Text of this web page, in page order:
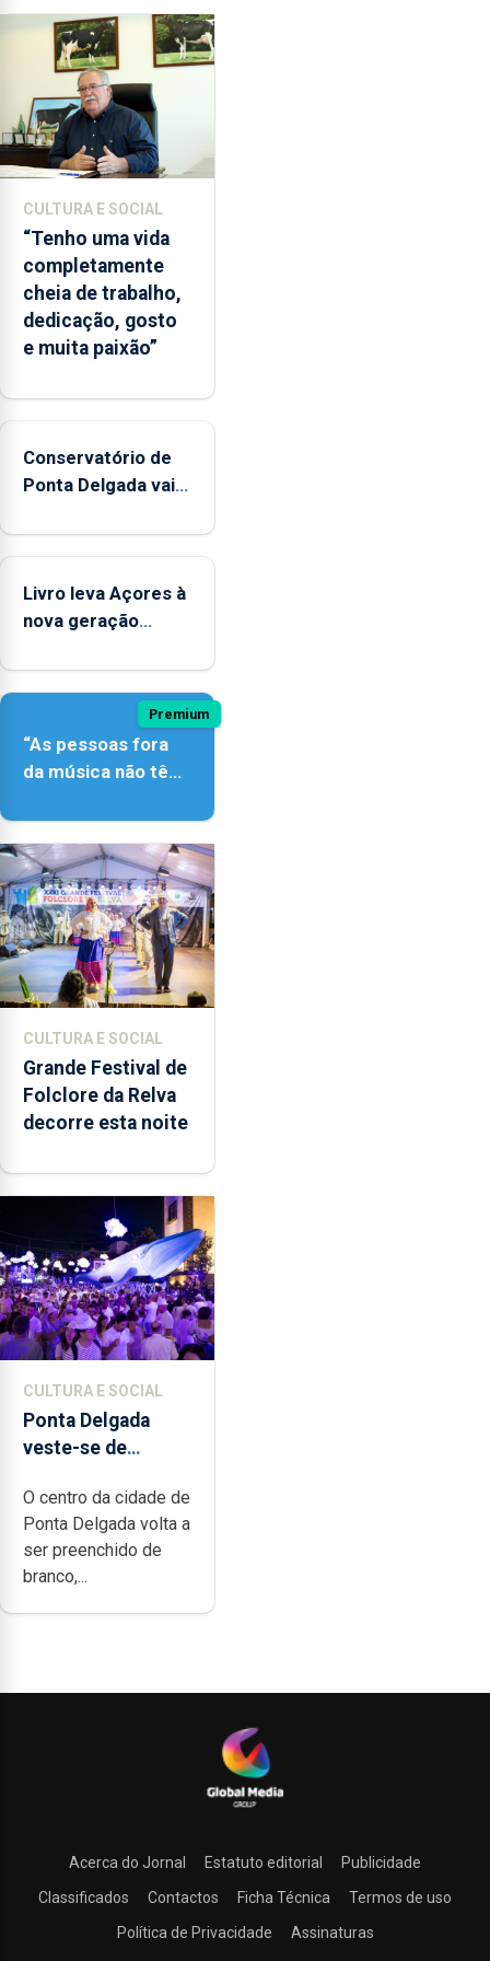
ilegal
lapas
2022
e
2026.
ilha
das
Flores
apresenta
um
“decréscimo
da
entre
2022
2025
CULTURA E SOCIAL
“Tenho uma vida
completamente
cheia de trabalho,
dedicação, gosto
e muita paixão”
Conservatório de
Ponta Delgada vai
instrumentos
Livro leva Açores à
nova geração
Premium
“As pessoas fora
da música não têm
difícil é produzir
uma música”
CULTURA E SOCIAL
Grande Festival de
Folclore da Relva
decorre esta noite
CULTURA E SOCIAL
Ponta Delgada
veste-se de
O centro da cidade de
Ponta Delgada volta a
ser preenchido de
branco,...
Acerca do Jornal Estatuto editorial
Publicidade
Classificados
Contactos Ficha Técnica
Termos de uso
Política de Privacidade
Assinaturas